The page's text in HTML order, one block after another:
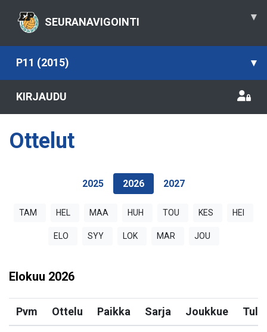
SEURANAVIGOINTI ▾
P11 (2015) ▾
KIRJAUDU
Ottelut
2025 2026 2027
TAM HEL MAA HUH TOU KES HEI
ELO SYY LOK MAR JOU
Elokuu 2026
Pvm Ottelu Paikka Sarja Joukkue